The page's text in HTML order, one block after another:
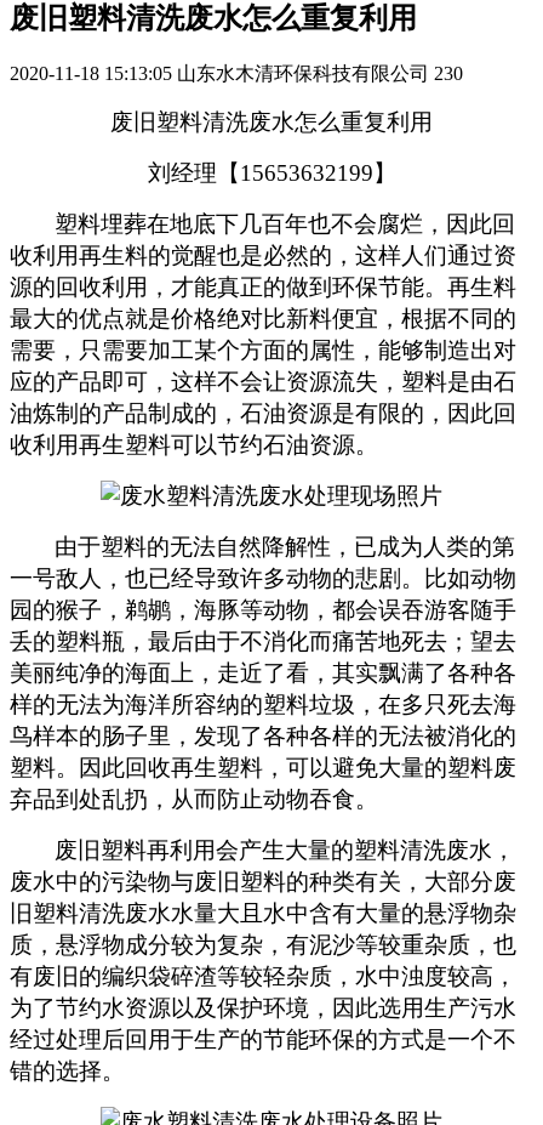
废旧塑料清洗废水怎么重复利用
2020-11-18 15:13:05 山东水木清环保科技有限公司 230
废旧塑料清洗废水怎么重复利用
刘经理【15653632199】
塑料埋葬在地底下几百年也不会腐烂，因此回
收利用再生料的觉醒也是必然的，这样人们通过资
源的回收利用，才能真正的做到环保节能。再生料
最大的优点就是价格绝对比新料便宜，根据不同的
需要，只需要加工某个方面的属性，能够制造出对
应的产品即可，这样不会让资源流失，塑料是由石
油炼制的产品制成的，石油资源是有限的，因此回
收利用再生塑料可以节约石油资源。
由于塑料的无法自然降解性，已成为人类的第
一号敌人，也已经导致许多动物的悲剧。比如动物
园的猴子，鹈鹕，海豚等动物，都会误吞游客随手
丢的塑料瓶，最后由于不消化而痛苦地死去；望去
美丽纯净的海面上，走近了看，其实飘满了各种各
样的无法为海洋所容纳的塑料垃圾，在多只死去海
鸟样本的肠子里，发现了各种各样的无法被消化的
塑料。因此回收再生塑料，可以避免大量的塑料废
弃品到处乱扔，从而防止动物吞食。
废旧塑料再利用会产生大量的塑料清洗废水，
废水中的污染物与废旧塑料的种类有关，大部分废
旧塑料清洗废水水量大且水中含有大量的悬浮物杂
质，悬浮物成分较为复杂，有泥沙等较重杂质，也
有废旧的编织袋碎渣等较轻杂质，水中浊度较高，
为了节约水资源以及保护环境，因此选用生产污水
经过处理后回用于生产的节能环保的方式是一个不
错的选择。